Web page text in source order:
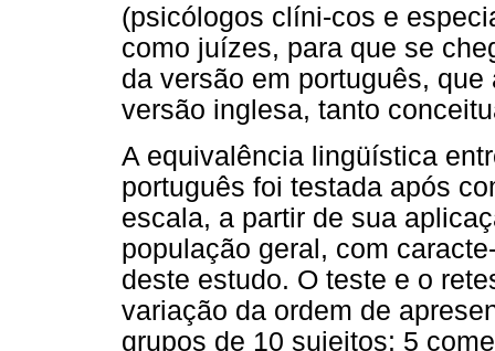
(psicólogos clíni-cos e
como juízes, para que se
da versão em português,
versão inglesa, tanto
A equivalência lingüística
português foi testada após
escala, a partir de sua
população geral, com
deste estudo. O teste e o
variação da ordem de
grupos de 10 sujeitos: 5